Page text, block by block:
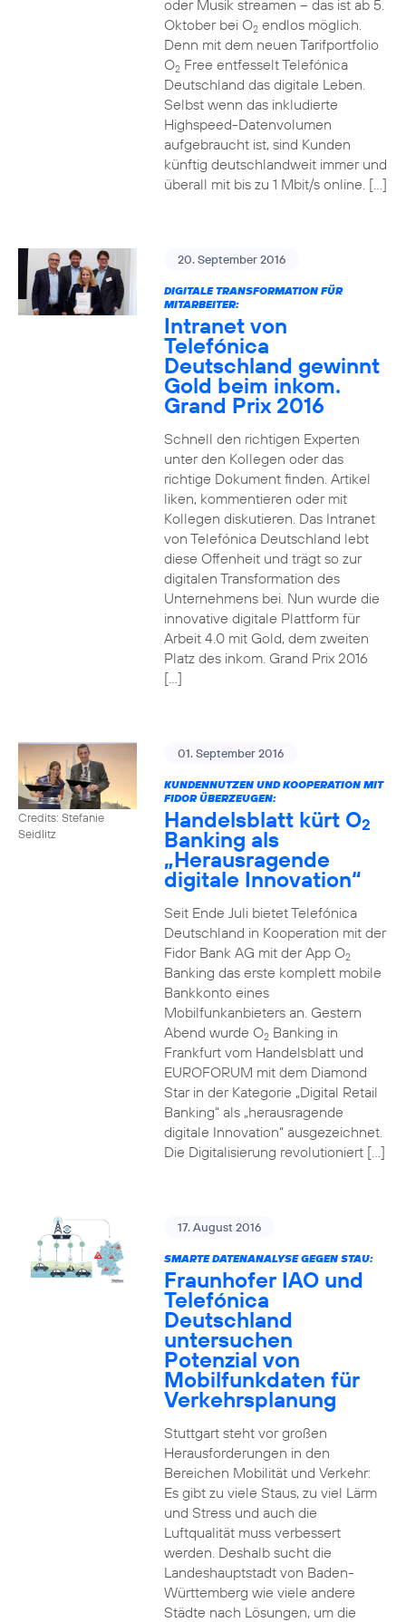
oder Musik streamen – das ist ab 5.
Oktober bei O2endlos möglich.
Denn mit dem neuen Tarifportfolio
O2Free entfesselt Telefónica
Deutschland das digitale Leben.
Selbst wenn das inkludierte
Highspeed-Datenvolumen
aufgebraucht ist, sind Kunden
künftig deutschlandweit immer und
überall mit bis zu 1 Mbit/s online. […]
20. September 2016
DIGITALE TRANSFORMATION FÜR
MITARBEITER:
Intranet von
Telefónica
Deutschland gewinnt
Gold beim inkom.
Grand Prix 2016
Schnell den richtigen Experten
unter den Kollegen oder das
richtige Dokument finden. Artikel
liken, kommentieren oder mit
Kollegen diskutieren. Das Intranet
von Telefónica Deutschland lebt
diese Offenheit und trägt so zur
digitalen Transformation des
Unternehmens bei. Nun wurde die
innovative digitale Plattform für
Arbeit 4.0 mit Gold, dem zweiten
Platz des inkom. Grand Prix 2016
[…]
Credits: Stefanie
Seidlitz
01. September 2016
KUNDENNUTZEN UND KOOPERATION MIT
FIDOR ÜBERZEUGEN:
Handelsblatt kürt O2
Banking als
„Herausragende
digitale Innovation“
Seit Ende Juli bietet Telefónica
Deutschland in Kooperation mit der
Fidor Bank AG mit der App O2
Banking das erste komplett mobile
Bankkonto eines
Mobilfunkanbieters an. Gestern
Abend wurde O2Banking in
Frankfurt vom Handelsblatt und
EUROFORUM mit dem Diamond
Star in der Kategorie „Digital Retail
Banking“ als „herausragende
digitale Innovation“ ausgezeichnet.
Die Digitalisierung revolutioniert […]
17. August 2016
SMARTE DATENANALYSE GEGEN STAU:
Fraunhofer IAO und
Telefónica
Deutschland
untersuchen
Potenzial von
Mobilfunkdaten für
Verkehrsplanung
Stuttgart steht vor großen
Herausforderungen in den
Bereichen Mobilität und Verkehr:
Es gibt zu viele Staus, zu viel Lärm
und Stress und auch die
Luftqualität muss verbessert
werden. Deshalb sucht die
Landeshauptstadt von Baden-
Württemberg wie viele andere
Städte nach Lösungen, um die